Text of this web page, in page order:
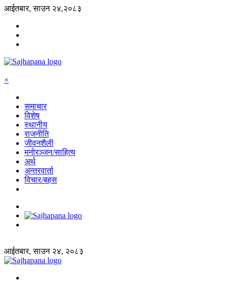
आईतबार, साउन २४,२०८३
×
समाचार
विशेष
स्थानीय
राजनीति
जीवनशैली
मनोरञ्जन/साहित्य
अर्थ
अन्तरवार्ता
विचार/बहस
आईतबार, साउन २४, २०८३